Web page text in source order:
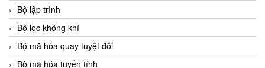
Bộ lập trình
Bộ lọc không khí
Bộ mã hóa quay tuyệt đối
Bộ mã hóa tuyến tính